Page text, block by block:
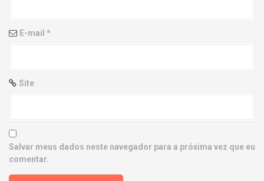
n E-mail *
Site
Salvar meus dados neste navegador para a próxima vez que eu
comentar.